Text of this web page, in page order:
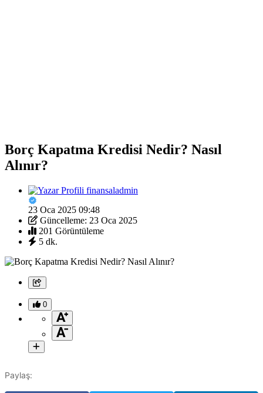
Borç Kapatma Kredisi Nedir? Nasıl
Alınır?
finansaladmin
23 Oca 2025 09:48
Güncelleme: 23 Oca 2025
201 Görüntüleme
5 dk.
0
Paylaş: